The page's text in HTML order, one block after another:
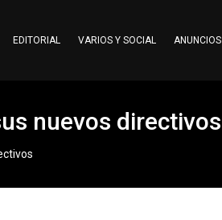
EDITORIAL VARIOS Y SOCIAL ANUNCIOS
nuevos directivos